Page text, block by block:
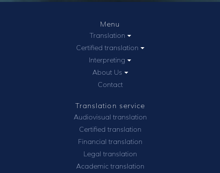
Menu
Translation
Certified translation
Interpreting
About Us
Contact
Translation service
Audiovisual translation
Certified translation
Financial translation
Legal translation
Academic translation